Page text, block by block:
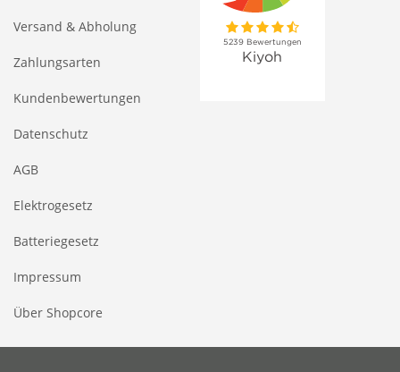
Versand & Abholung
Zahlungsarten
Kundenbewertungen
Datenschutz
AGB
Elektrogesetz
Batteriegesetz
Impressum
Über Shopcore